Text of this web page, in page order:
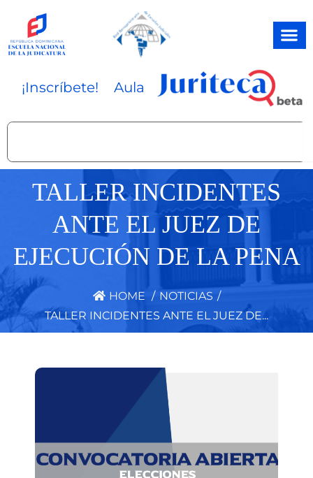
contenido
¡Inscríbete! Aula
Search
TALLER INCIDENTES
ANTE EL JUEZ DE
EJECUCIÓN DE LA PENA
HOME / NOTICIAS /
TALLER INCIDENTES ANTE EL JUEZ DE...